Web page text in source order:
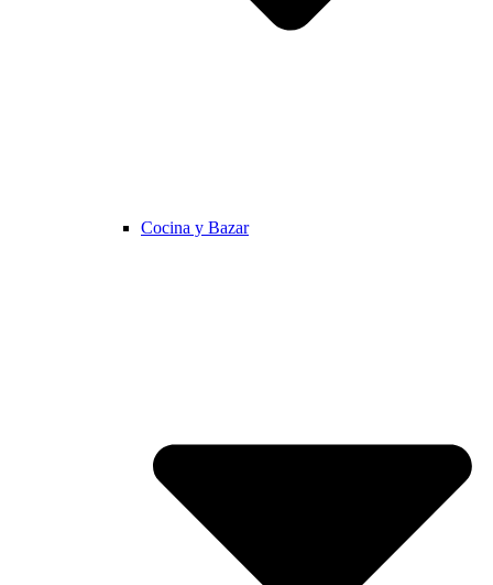
Cocina y Bazar